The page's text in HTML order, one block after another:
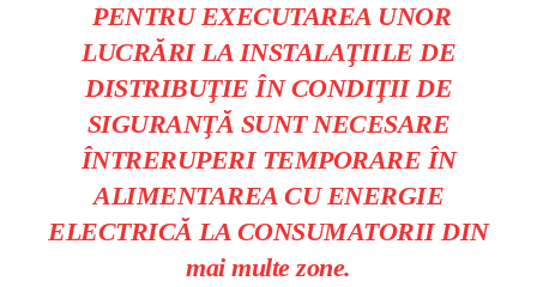
PENTRU EXECUTAREA UNOR
LUCRĂRI LA INSTALAŢIILE DE
DISTRIBUŢIE ÎN CONDIŢII DE
SIGURANŢĂ SUNT NECESARE
ÎNTRERUPERI TEMPORARE ÎN
ALIMENTAREA CU ENERGIE
ELECTRICĂ LA CONSUMATORII DIN
mai multe zone.